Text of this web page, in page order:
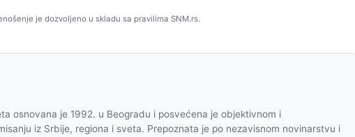
je dozvoljeno u skladu sa pravilima SNM.rs.
osnovana je 1992. u Beogradu i posvećena je objektivnom i
iz Srbije, regiona i sveta. Prepoznata je po nezavisnom novinarstvu i